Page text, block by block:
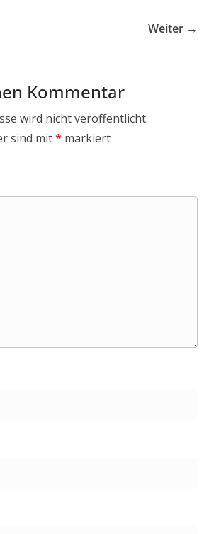
Weiter →
Kommentar
wird nicht veröffentlicht.
sind mit* markiert